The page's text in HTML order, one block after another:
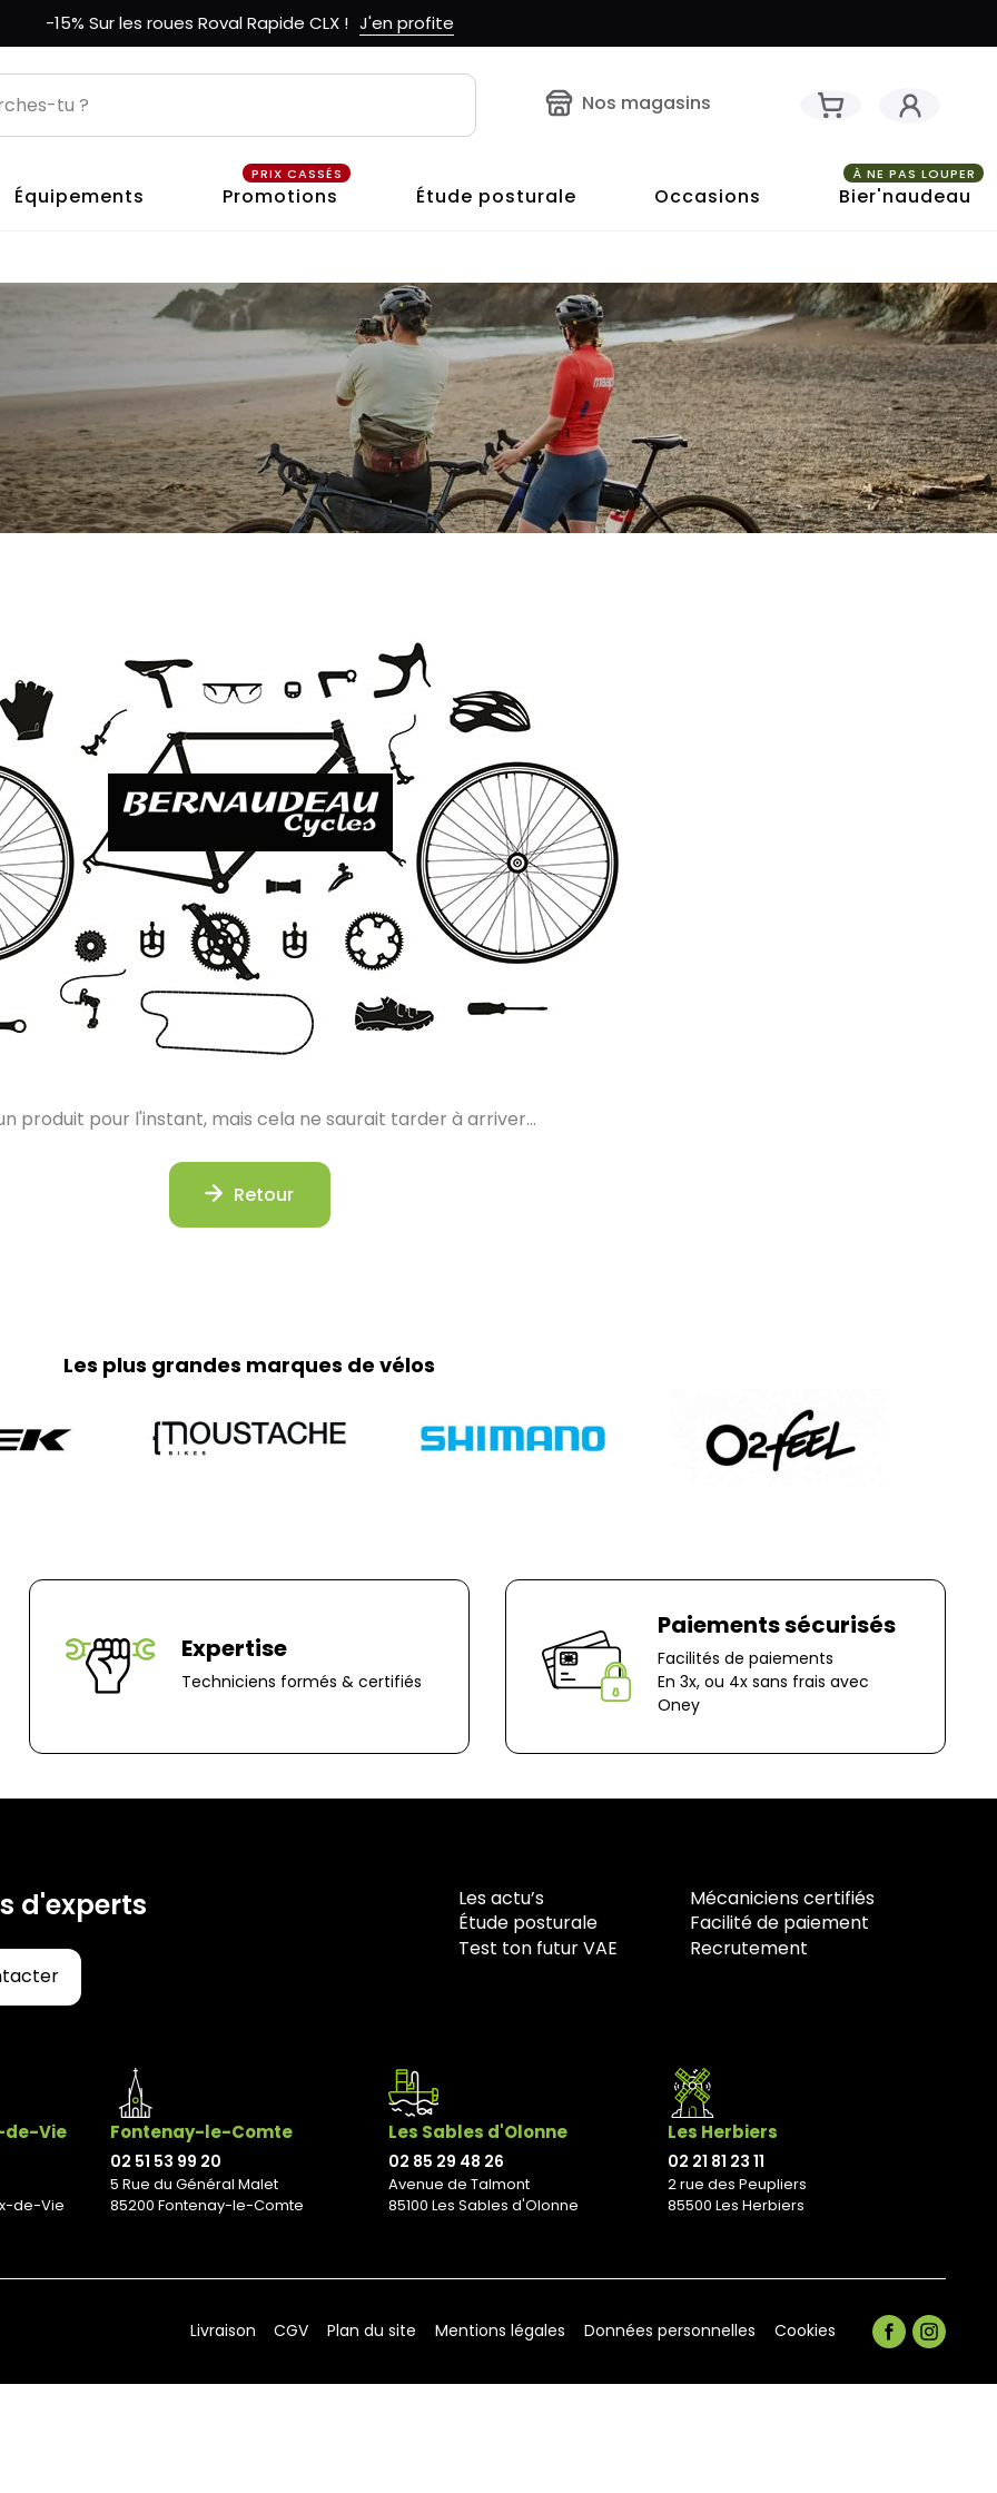
-15% Sur les roues Roval Rapide CLX ! J'en profite
Nos magasins
Équipements Promotions
PRIX CASSÉS
Étude posturale Occasions Bier'naudeau
À NE PAS LOUPER
produit pour l'instant, mais cela ne saurait tarder à arriver...
Retour
Les plus grandes marques de vélos
Expertise
Techniciens formés & certifiés
Paiements sécurisés
Facilités de paiements
En 3x, ou 4x sans frais avec
Oney
d'experts Les actu’s
Mécaniciens certifiés
Étude posturale
Facilité de paiement
Test ton futur VAE
Recrutement
Vie
de-Vie
Fontenay-le-Comte
02 51 53 99 20
5 Rue du Général Malet
85200 Fontenay-le-Comte
Les Sables d'Olonne
02 85 29 48 26
Avenue de Talmont
85100 Les Sables d'Olonne
Les Herbiers
02 21 81 23 11
2 rue des Peupliers
85500 Les Herbiers
Livraison CGV Plan du site Mentions légales Données personnelles Cookies